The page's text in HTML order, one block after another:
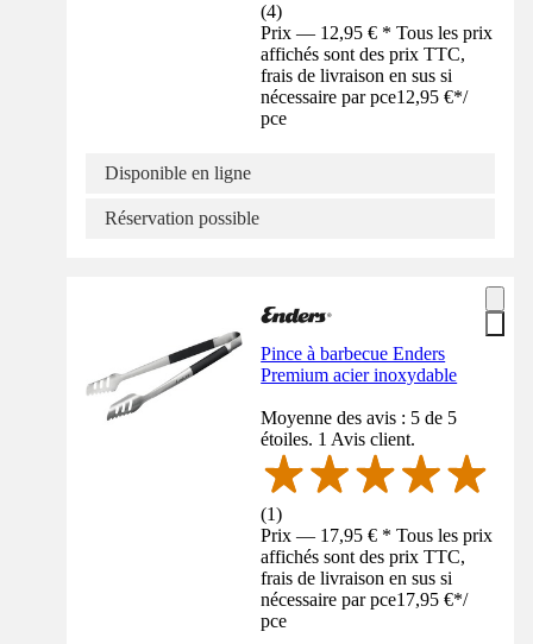
(4)
Prix — 12,95 € * Tous les prix
affichés sont des prix TTC,
frais de livraison en sus si
nécessaire par pce12,95 €*/
pce
Disponible en ligne
Réservation possible
Pince à barbecue Enders
Premium acier inoxydable
Moyenne des avis : 5 de 5
étoiles. 1 Avis client.
(1)
Prix — 17,95 € * Tous les prix
affichés sont des prix TTC,
frais de livraison en sus si
nécessaire par pce17,95 €*/
pce